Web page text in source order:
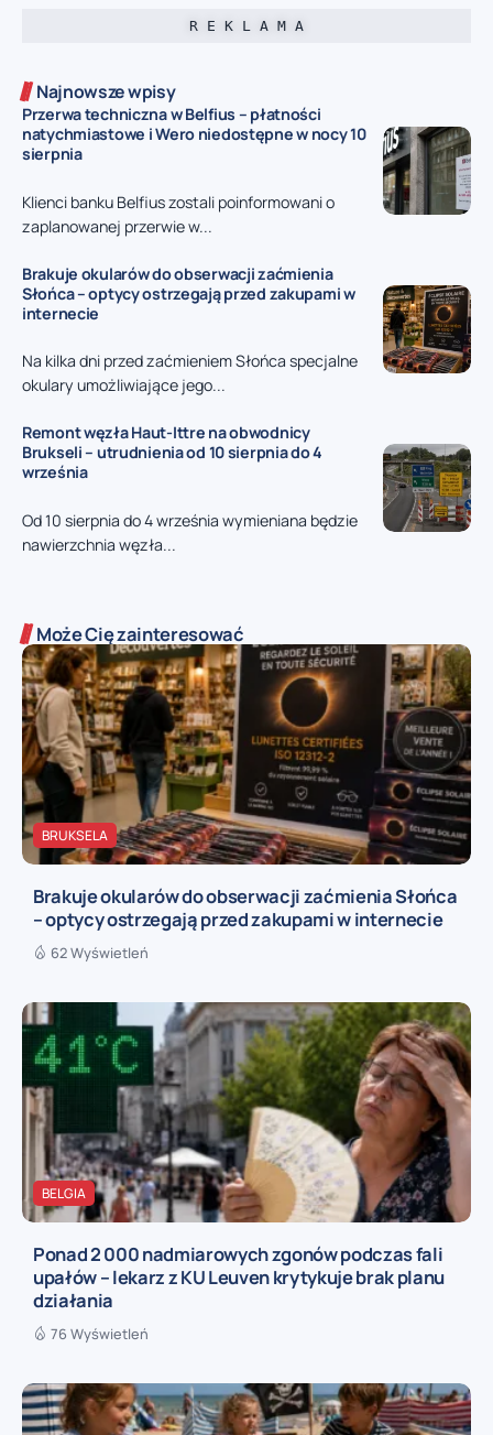
R E K L A M A
Najnowsze wpisy
Przerwa techniczna w Belfius – płatności
natychmiastowe i Wero niedostępne w nocy 10
sierpnia
Klienci banku Belfius zostali poinformowani o
zaplanowanej przerwie w...
Brakuje okularów do obserwacji zaćmienia
Słońca – optycy ostrzegają przed zakupami w
internecie
Na kilka dni przed zaćmieniem Słońca specjalne
okulary umożliwiające jego...
Remont węzła Haut-Ittre na obwodnicy
Brukseli – utrudnienia od 10 sierpnia do 4
września
Od 10 sierpnia do 4 września wymieniana będzie
nawierzchnia węzła...
Może Cię zainteresować
BRUKSELA
Brakuje okularów do obserwacji zaćmienia Słońca
– optycy ostrzegają przed zakupami w internecie
62 Wyświetleń
BELGIA
Ponad 2 000 nadmiarowych zgonów podczas fali
upałów – lekarz z KU Leuven krytykuje brak planu
działania
76 Wyświetleń